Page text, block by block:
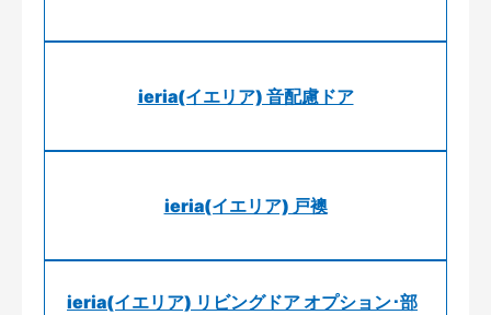
ieria(イエリア) 音配慮ドア
ieria(イエリア) 戸襖
ieria(イエリア) リビングドア オプション･部